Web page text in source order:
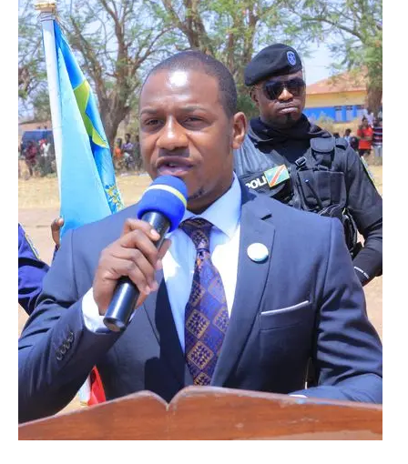
Infos
Covid
Perspectives
Galerie
Contacts